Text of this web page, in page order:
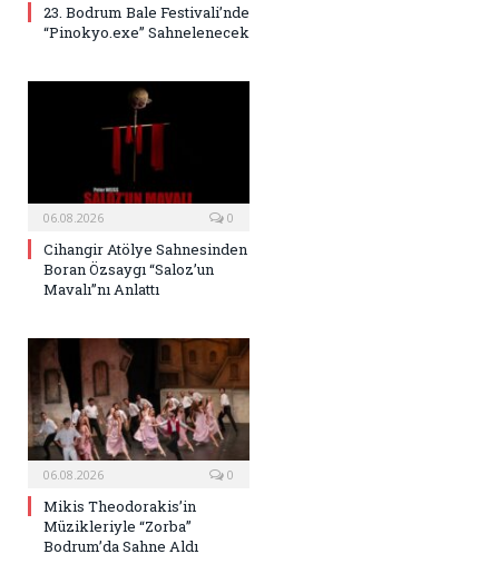
23. Bodrum Bale Festivali’nde
“Pinokyo.exe” Sahnelenecek
06.08.2026 0
Cihangir Atölye Sahnesinden
Boran Özsaygı “Saloz’un
Mavalı”nı Anlattı
06.08.2026 0
Mikis Theodorakis’in
Müzikleriyle “Zorba”
Bodrum’da Sahne Aldı